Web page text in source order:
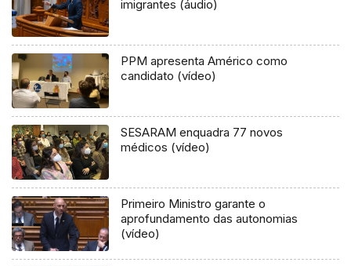
imigrantes (áudio)
PPM apresenta Américo como
candidato (vídeo)
SESARAM enquadra 77 novos
médicos (vídeo)
Primeiro Ministro garante o
aprofundamento das autonomias
(vídeo)